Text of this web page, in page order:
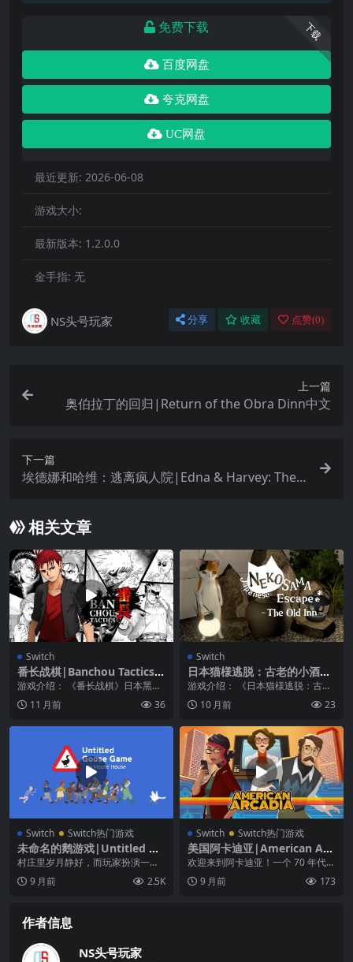
下载
免费下载
百度网盘
夸克网盘
UC网盘
最近更新: 2026-06-08
游戏大小:
最新版本: 1.2.0.0
金手指: 无
NS头号玩家 分享 收藏 点赞(0)
上一篇
奥伯拉丁的回归|Return of the Obra Dinn中文
下一篇
埃德娜和哈维：逃离疯人院|Edna & Harvey: The B
相关文章
Switch
番长战棋|Banchou Tactics中
文
游戏介绍： 《番长战棋》日本黑帮
高中战术RPG！ 《番长战棋》是日
本黑帮高中（B...
11 月前 36
Switch
日本猫様逃脱：古老的小酒
馆|Japanese Nekosama Esc
ape: The Old Inn
游戏介绍： 《日本猫様逃脱：古老
的小酒馆》本游戏是一款密室逃脱
游戏10 月前 23
Switch Switch热门游戏
未命名的鹅游戏|Untitled Go
ose Game中文
村庄里岁月静好，而玩家扮演一只
可怕的大鹅。 《未命名的鹅游戏》
是一款闹剧式的潜行...
9 月前 2.5K
Switch Switch热门游戏
美国阿卡迪亚|American Arc
adia中文
欢迎来到阿卡迪亚！一个 70 年代的
复古未来主义大都市，所有的市民
都享受着奢华舒...
9 月前 173
作者信息
NS头号玩家